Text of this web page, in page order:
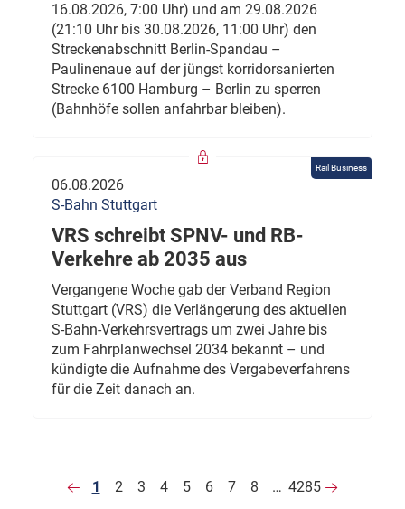
16.08.2026, 7:00 Uhr) und am 29.08.2026
(21:10 Uhr bis 30.08.2026, 11:00 Uhr) den
Streckenabschnitt Berlin-Spandau –
Paulinenaue auf der jüngst korridorsanierten
Strecke 6100 Hamburg – Berlin zu sperren
(Bahnhöfe sollen anfahrbar bleiben).
Rail Business
06.08.2026
S-Bahn Stuttgart
VRS schreibt SPNV- und RB-
Verkehre ab 2035 aus
Vergangene Woche gab der Verband Region
Stuttgart (VRS) die Verlängerung des aktuellen
S-Bahn-Verkehrsvertrags um zwei Jahre bis
zum Fahrplanwechsel 2034 bekannt – und
kündigte die Aufnahme des Vergabeverfahrens
für die Zeit danach an.
1 2 3 4 5 6 7 8 … 4285